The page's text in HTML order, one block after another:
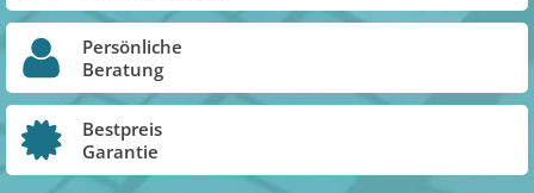
Persönliche
Beratung
Bestpreis
Garantie